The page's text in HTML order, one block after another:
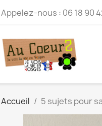
Appelez-nous : 06 18 90
Accueil 5 sujets pour